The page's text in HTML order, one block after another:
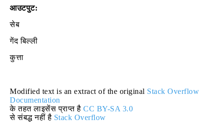
आउटपुट:
सेब
गेंद बिल्ली
कुत्ता
Modified text is an extract of the original Stack Overflow
Documentation
के तहत लाइसेंस प्राप्त है CC BY-SA 3.0
से संबद्ध नहीं है Stack Overflow